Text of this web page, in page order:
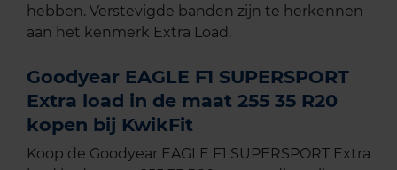
hebben. Verstevigde banden zijn te herkennen
aan het kenmerk Extra Load.
Goodyear EAGLE F1 SUPERSPORT
Extra load in de maat 255 35 R20
kopen bij KwikFit
Koop de Goodyear EAGLE F1 SUPERSPORT Extra